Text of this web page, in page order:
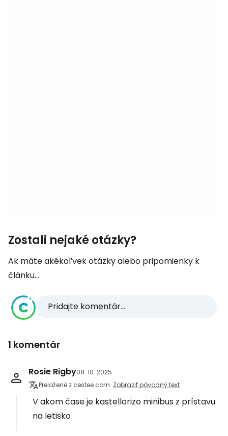
Zostali nejaké otázky?
Ak máte akékoľvek otázky alebo pripomienky k
článku...
Pridajte komentár...
1 komentár
Rosie Rigby08. 10. 2025
Preložené z cestee.com Zobraziť pôvodný text
V akom čase je kastellorizo minibus z prístavu
na letisko